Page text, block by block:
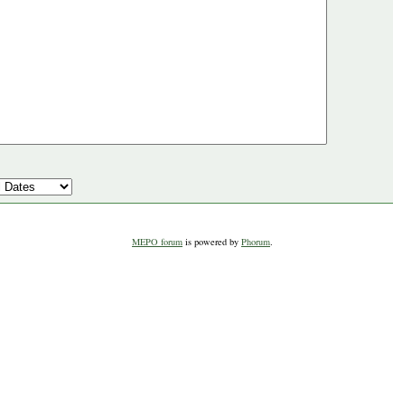
MEPO forum is powered by Phorum.